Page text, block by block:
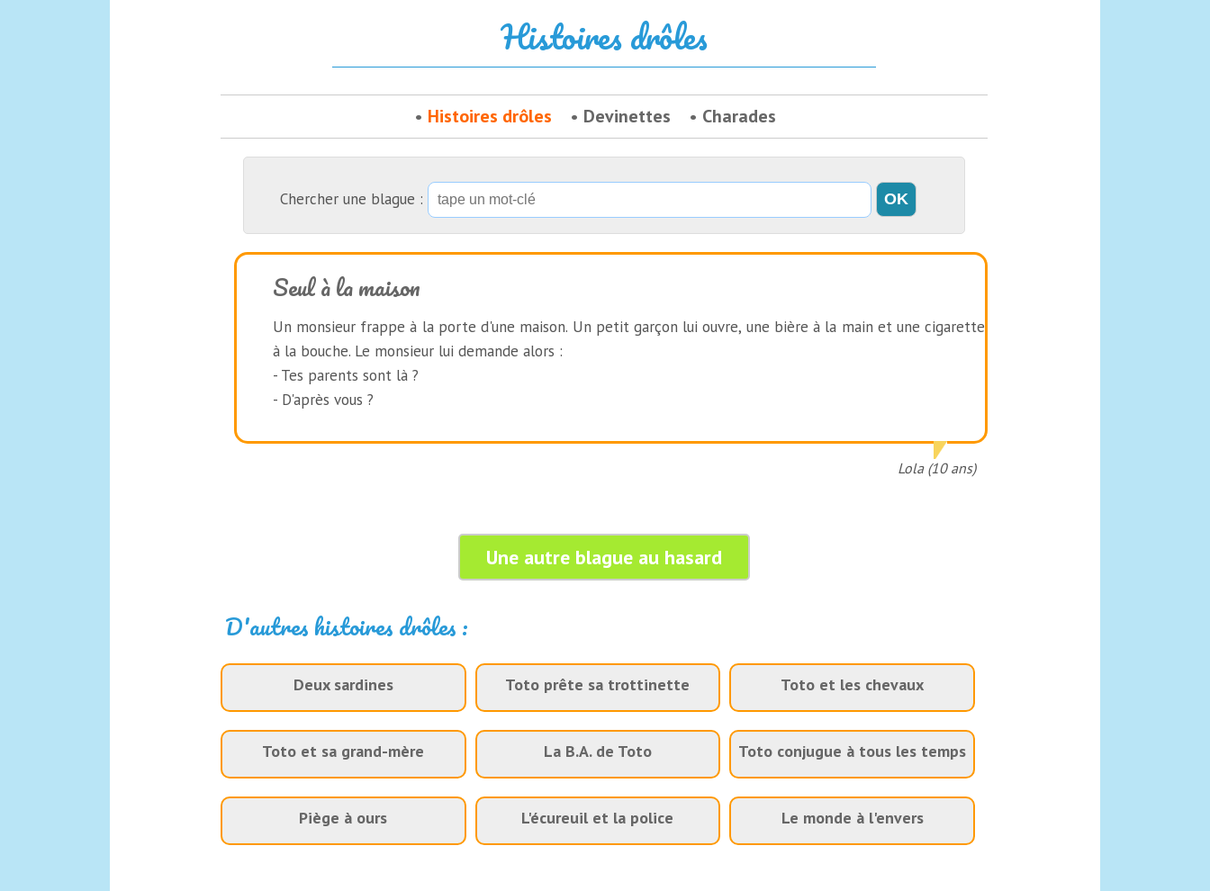
Histoires drôles
Histoires drôles Devinettes Charades
Chercher une blague :
Seul à la maison
Un monsieur frappe à la porte d'une maison. Un petit garçon lui ouvre, une bière à la main et une cigarette
à la bouche. Le monsieur lui demande alors :
- Tes parents sont là ?
- D'après vous ?
Lola (10 ans)
Une autre blague au hasard
D'autres histoires drôles :
Deux sardines Toto prête sa trottinette Toto et les chevaux
Toto et sa grand-mère La B.A. de Toto Toto conjugue à tous les temps
Piège à ours L'écureuil et la police Le monde à l'envers